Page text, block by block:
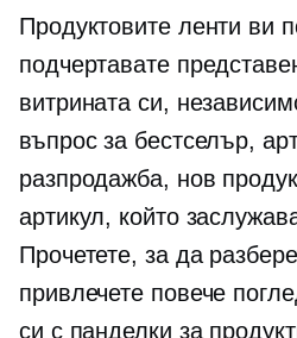
Продуктовите ленти ви
подчертавате
витрината си,
въпрос за бестселър,
разпродажба, нов
артикул, който
Прочетете, за да
привлечете повече
си с панделки за